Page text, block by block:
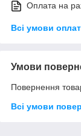
Оплата на
Всі умови
Умови
Повернення
Всі умови